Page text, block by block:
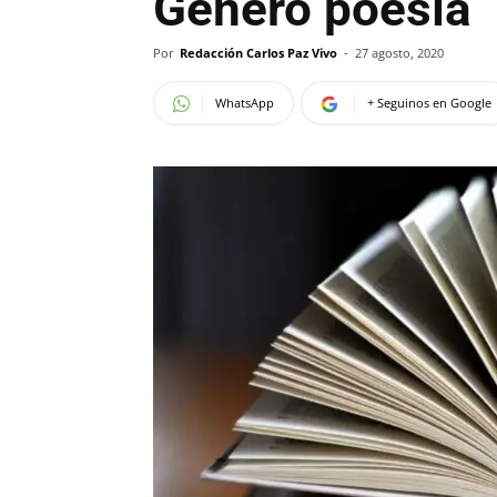
Por Redacción Carlos Paz Vivo - 27 agosto, 2020
WhatsApp + Seguinos en Google